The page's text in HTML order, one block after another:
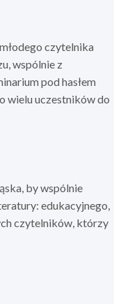
czytelnika
wspólnie z
pod hasłem
wielu uczestników do
by wspólnie
edukacyjnego,
czytelników, którzy